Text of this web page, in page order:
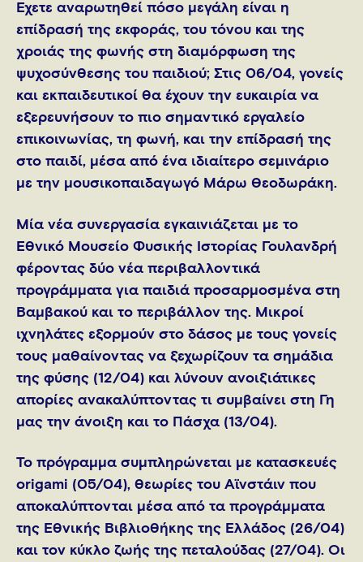
Έχετε αναρωτηθεί πόσο μεγάλη είναι η
επίδρασή της εκφοράς, του τόνου και της
χροιάς της φωνής στη διαμόρφωση της
ψυχοσύνθεσης του παιδιού; Στις 06/04, γονείς
και εκπαιδευτικοί θα έχουν την ευκαιρία να
εξερευνήσουν το πιο σημαντικό εργαλείο
επικοινωνίας, τη φωνή, και την επίδρασή της
στο παιδί, μέσα από ένα ιδιαίτερο σεμινάριο
με την μουσικοπαιδαγωγό Μάρω Θεοδωράκη.
Μία νέα συνεργασία εγκαινιάζεται με το
Εθνικό Μουσείο Φυσικής Ιστορίας Γουλανδρή
φέροντας δύο νέα περιβαλλοντικά
προγράμματα για παιδιά προσαρμοσμένα στη
Βαμβακού και το περιβάλλον της. Μικροί
ιχνηλάτες εξορμούν στο δάσος με τους γονείς
τους μαθαίνοντας να ξεχωρίζουν τα σημάδια
της φύσης (12/04) και λύνουν ανοιξιάτικες
απορίες ανακαλύπτοντας τι συμβαίνει στη Γη
μας την άνοιξη και το Πάσχα (13/04).
Το πρόγραμμα συμπληρώνεται με κατασκευές
origami (05/04), θεωρίες του Αϊνστάιν που
αποκαλύπτονται μέσα από τα προγράμματα
της Εθνικής Βιβλιοθήκης της Ελλάδος (26/04)
και τον κύκλο ζωής της πεταλούδας (27/04). Οι